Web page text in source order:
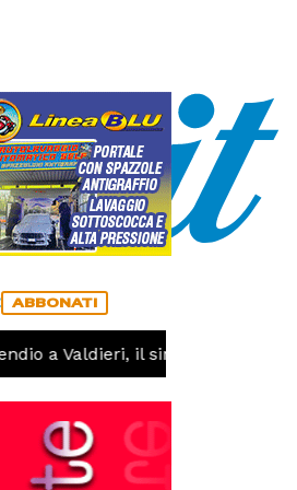
ABBONATI
a Valdieri, il sindaco chiede